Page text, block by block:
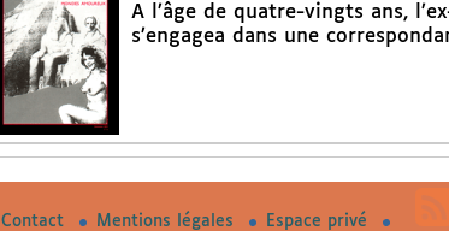
A l’âge de quatre-vingts ans,
s’engagea dans une
Contact Mentions légales Espace privé